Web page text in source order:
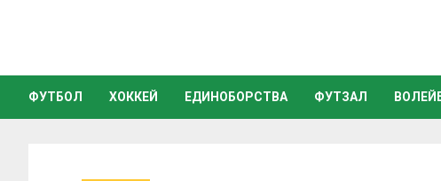
ФУТБОЛ ХОККЕЙ ЕДИНОБОРСТВА ФУТЗАЛ